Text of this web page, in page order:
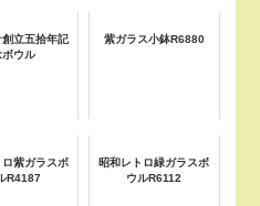
創立五拾年記
ボウル
紫ガラス小鉢R6880
ロ紫ガラスボ
R4187
昭和レトロ緑ガラスボ
ウルR6112